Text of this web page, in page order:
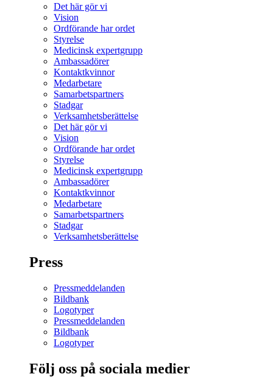
Det här gör vi
Vision
Ordförande har ordet
Styrelse
Medicinsk expertgrupp
Ambassadörer
Kontaktkvinnor
Medarbetare
Samarbetspartners
Stadgar
Verksamhetsberättelse
Det här gör vi
Vision
Ordförande har ordet
Styrelse
Medicinsk expertgrupp
Ambassadörer
Kontaktkvinnor
Medarbetare
Samarbetspartners
Stadgar
Verksamhetsberättelse
Press
Pressmeddelanden
Bildbank
Logotyper
Pressmeddelanden
Bildbank
Logotyper
Följ oss på sociala medier